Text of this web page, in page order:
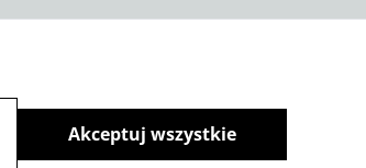
Akceptuj wszystkie